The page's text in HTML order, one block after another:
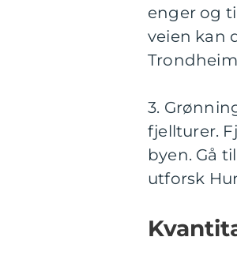
enger og
veien kan
3.
fjellturer.
byen. Gå
utforsk